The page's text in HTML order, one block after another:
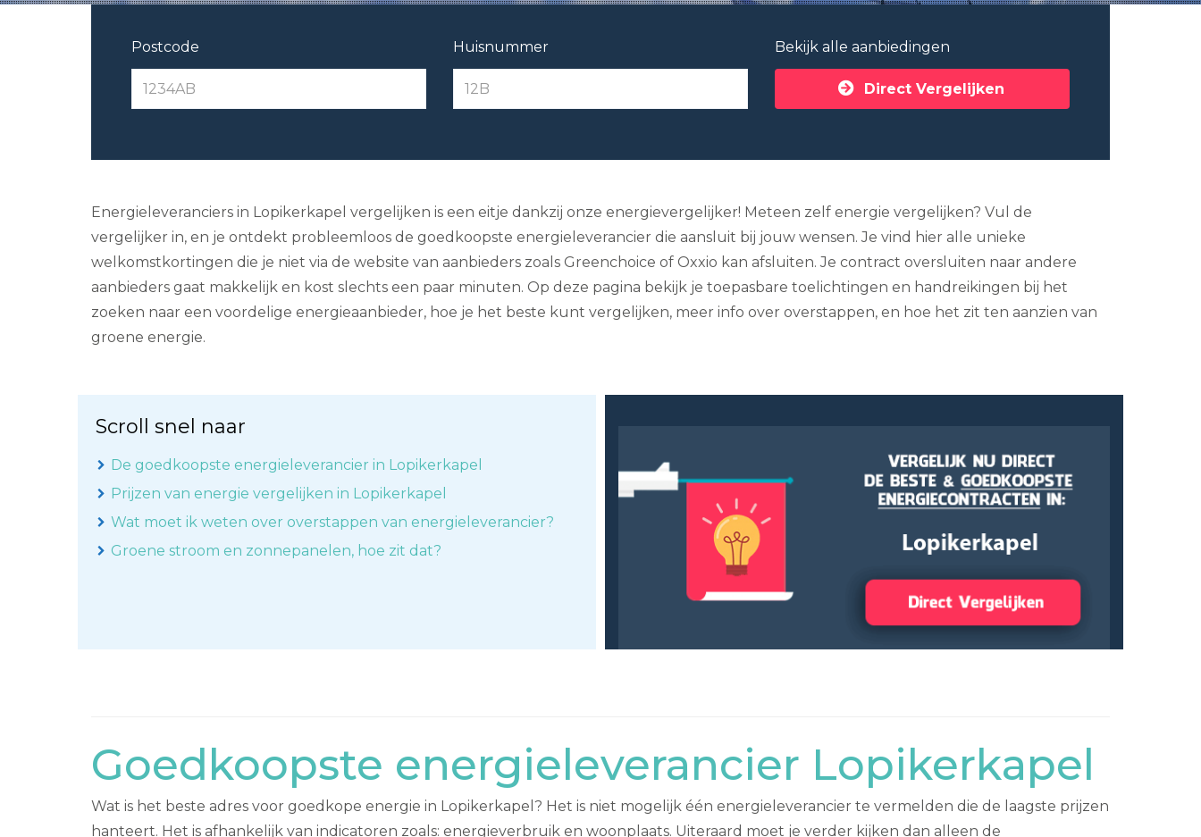
Postcode Huisnummer Bekijk alle aanbiedingen
Direct Vergelijken
Energieleveranciers in Lopikerkapel vergelijken is een eitje dankzij onze energievergelijker! Meteen zelf energie vergelijken? Vul de
vergelijker in, en je ontdekt probleemloos de goedkoopste energieleverancier die aansluit bij jouw wensen. Je vind hier alle unieke
welkomstkortingen die je niet via de website van aanbieders zoals Greenchoice of Oxxio kan afsluiten. Je contract oversluiten naar andere
aanbieders gaat makkelijk en kost slechts een paar minuten. Op deze pagina bekijk je toepasbare toelichtingen en handreikingen bij het
zoeken naar een voordelige energieaanbieder, hoe je het beste kunt vergelijken, meer info over overstappen, en hoe het zit ten aanzien van
groene energie.
Scroll snel naar
De goedkoopste energieleverancier in Lopikerkapel
Prijzen van energie vergelijken in Lopikerkapel
Wat moet ik weten over overstappen van energieleverancier?
Groene stroom en zonnepanelen, hoe zit dat?
Goedkoopste energieleverancier Lopikerkapel
Wat is het beste adres voor goedkope energie in Lopikerkapel? Het is niet mogelijk één energieleverancier te vermelden die de laagste prijzen
hanteert. Het is afhankelijk van indicatoren zoals: energieverbruik en woonplaats. Uiteraard moet je verder kijken dan alleen de